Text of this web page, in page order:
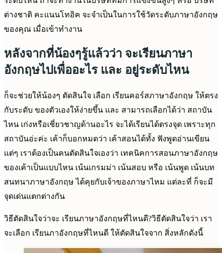
ต่างชาติ คะแนนโทอิค จะจำเป็นในการใช้วัดระดับภาษาอังกฤษ
ของคุณ เมื่อเข้าทำงาน
หลังจากที่น้องๆรู้แล้วว่า จะเรียนภาษา
อังกฤษไปเพื่ออะไร และ อยู่ระดับไหน
ก็จะช่วยให้น้องๆ ตัดสินใจ เลือก เรียนคอร์สภาษาอังกฤษ ให้ตรง
กับระดับ ของตัวเองให้ง่ายขึ้น และ สามารถเลือกได้ว่า สถาบัน
ไหน เก่งหรือเชี่ยวชาญด้านอะไร จะได้เรียนได้ตรงจุด เพราะทุก
สถาบันอ่ะค่ะ เค้าก็บอกหมดว่า เค้าสอนได้ทั้ง ฟังพูดอ่านเขียน
แต่ๆ เราต้องเป็นคนตัดสินใจเองว่า เทคนิคการสอนภาษาอังกฤษ
ของเค้าเป็นแบบไหน เน้นเกรมม่า เน้นสอบ หรือ เน้นพูด เน้นบท
สนทนาภาษาอังกฤษ ได้คุยกับเจ้าของภาษาไหม แต่ละที่ ก็จะมี
จุดเด่นแตกต่างกัน
วิธีตัดสินใจว่าจะ เรียนภาษาอังกฤษที่ไหนดี?วิธีตัดสินใจว่า เรา
จะเลือก เรียนภาอังกฤษที่ไหนดี ให้ตัดสินใจจาก สิ่งหลักดังนี้